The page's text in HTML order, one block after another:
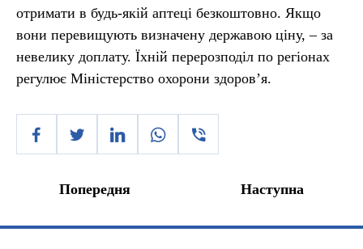
отримати в будь-якій аптеці безкоштовно. Якщо
вони перевищують визначену державою ціну, – за
невелику доплату. Їхній перерозподіл по регіонах
регулює Міністерство охорони здоров’я.
Попередня Наступна